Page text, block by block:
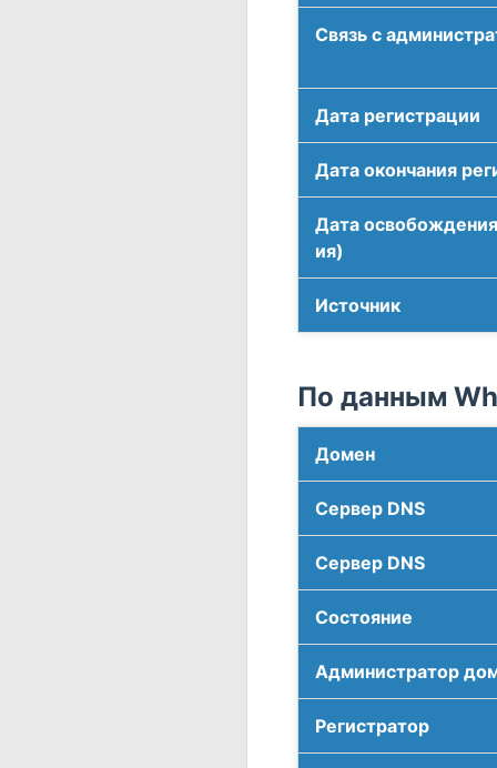
Связь с
Дата регистрации
Дата окончания
Дата
ия)
Источник
По данным
Домен
Сервер DNS
Сервер DNS
Соcтояние
Администратор
Регистратор